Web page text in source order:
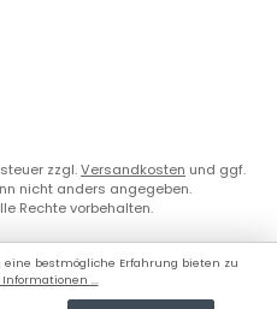
zzgl.Versandkosten und ggf.
nicht anders angegeben.
Rechte vorbehalten.
eine bestmögliche Erfahrung bieten zu
...